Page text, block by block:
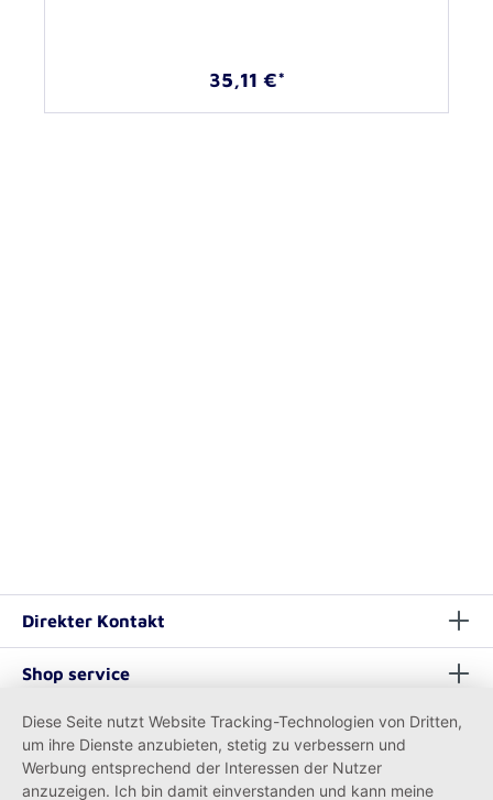
35,11 €*
Direkter Kontakt
Shop service
Informationen
Diese Seite nutzt Website Tracking-Technologien von Dritten,
um ihre Dienste anzubieten, stetig zu verbessern und
Werbung entsprechend der Interessen der Nutzer
anzuzeigen. Ich bin damit einverstanden und kann meine